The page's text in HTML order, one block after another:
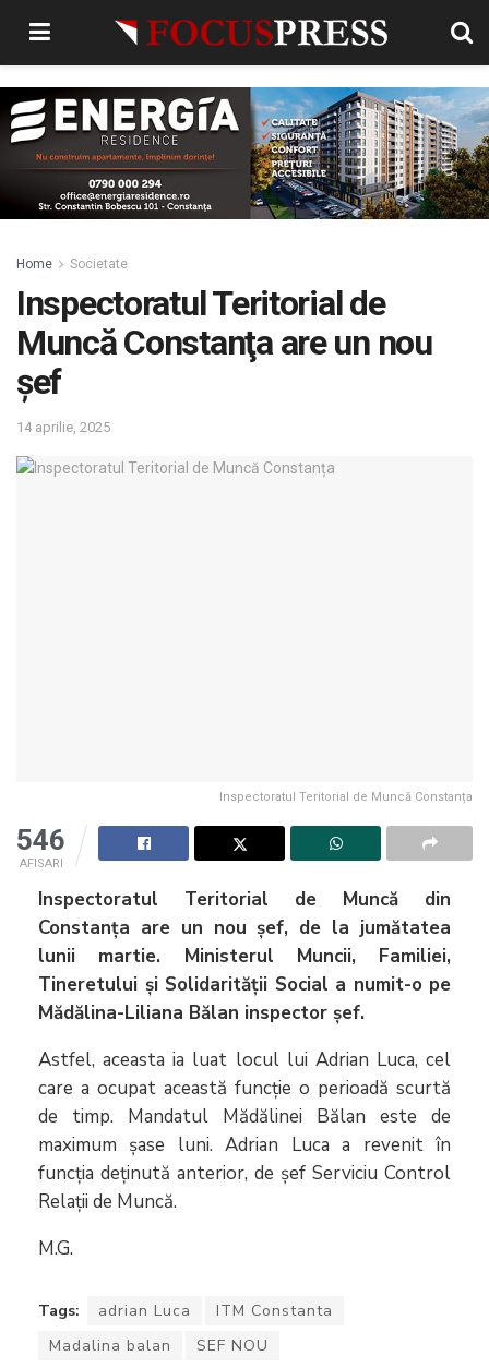
Home Societate
Inspectoratul Teritorial de
Muncă Constanţa are un nou
şef
14 aprilie, 2025
Inspectoratul Teritorial de Muncă Constanța
546
AFISARI
Inspectoratul Teritorial de Muncă din
Constanţa are un nou şef, de la jumătatea
lunii martie. Ministerul Muncii, Familiei,
Tineretului și Solidarității Social a numit-o pe
Mădălina-Liliana Bălan inspector şef.
Astfel, aceasta ia luat locul lui Adrian Luca, cel
care a ocupat această funcţie o perioadă scurtă
de timp. Mandatul Mădălinei Bălan este de
maximum şase luni. Adrian Luca a revenit în
funcția deţinută anterior, de şef Serviciu Control
Relaţii de Muncă.
M.G.
Tags: adrian Luca
ITM Constanta
Madalina balan
SEF NOU